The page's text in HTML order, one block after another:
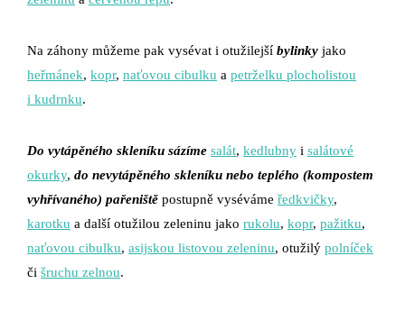
Na záhony můžeme pak vysévat i otužilejší bylinky jako
heřmánek, kopr, naťovou cibulku a petrželku plocholistou
i kudrnku.
Do vytápěného skleníku sázíme salát, kedlubny i salátové
okurky, do nevytápěného skleníku nebo teplého (kompostem
vyhřívaného) pařeniště postupně vyséváme ředkvičky,
karotku a další otužilou zeleninu jako rukolu, kopr, pažitku,
naťovou cibulku, asijskou listovou zeleninu, otužilý polníček
či šruchu zelnou.